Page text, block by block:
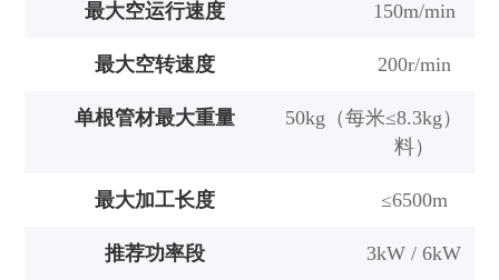
最大空运行速度 150m/min
最大空转速度 200r/min
单根管材最大重量
50kg（每米≤8.3kg）（
料）
最大加工长度 ≤6500m
推荐功率段 3kW / 6kW